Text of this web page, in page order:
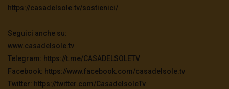
https://casadelsole.tv/sostienici/
Seguici anche su:
www.casadelsole.tv
Telegram: https://t.me/CASADELSOLETV
Facebook: https://www.facebook.com/casadelsole.tv
Twitter: https://twitter.com/CasadelsoleTv